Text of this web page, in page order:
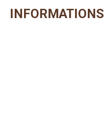
INFORMATIONS